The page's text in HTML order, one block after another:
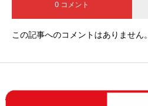
0 コメント
この記事へのコメントはありません。